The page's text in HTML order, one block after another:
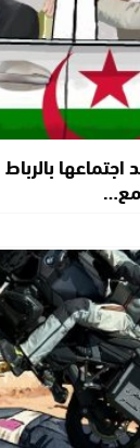
اجتماعها
مع…